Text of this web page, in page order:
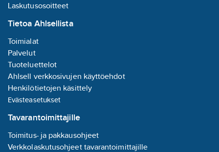
Laskutusosoitteet
Tietoa Ahlsellista
Toimialat
Palvelut
Tuoteluettelot
Ahlsell verkkosivujen käyttöehdot
Henkilötietojen käsittely
Evästeasetukset
Tavarantoimittajille
Toimitus- ja pakkausohjeet
Verkkolaskutusohjeet tavarantoimittajille